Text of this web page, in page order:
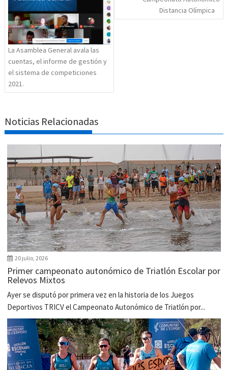
La Asamblea General avala las
cuentas, el informe de gestión y
el sistema de competiciones
2021.
Distancia Olímpica
Noticias Relacionadas
20 julio, 2026
Primer campeonato autonómico de Triatlón Escolar por
Relevos Mixtos
Ayer se disputó por primera vez en la historia de los Juegos
Deportivos TRICV el Campeonato Autonómico de Triatlón por...